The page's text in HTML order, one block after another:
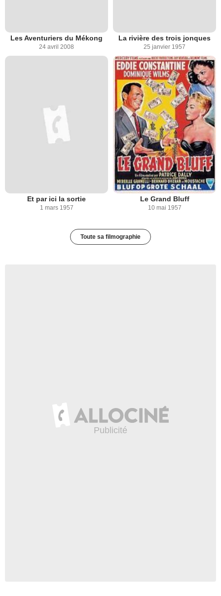
Les Aventuriers du Mékong
24 avril 2008
La rivière des trois jonques
25 janvier 1957
Et par ici la sortie
1 mars 1957
Le Grand Bluff
10 mai 1957
Toute sa filmographie